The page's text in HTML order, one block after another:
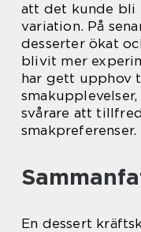
att det kunde bli
variation. På
desserter ökat
blivit mer
har gett upphov
svårare att
smakpreferenser.
En dessert